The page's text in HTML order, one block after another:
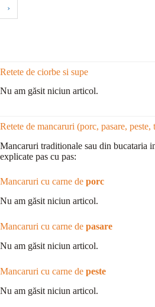
›
Retete de ciorbe si supe
Nu am găsit niciun articol.
Retete de mancaruri (porc, pasare,
Mancaruri traditionale sau din bucataria
explicate pas cu pas:
Mancaruri cu carne de porc
Nu am găsit niciun articol.
Mancaruri cu carne de pasare
Nu am găsit niciun articol.
Mancaruri cu carne de peste
Nu am găsit niciun articol.